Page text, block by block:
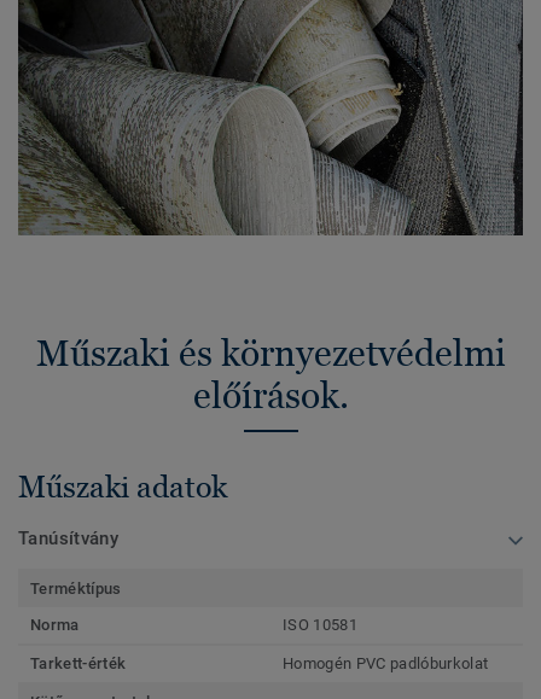
Műszaki és környezetvédelmi
előírások.
Műszaki adatok
Tanúsítvány
Terméktípus
Norma
ISO 10581
Tarkett-érték Homogén PVC padlóburkolat